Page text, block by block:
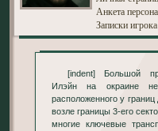
Анкета
Записки игрока
[indent] Большой просторный особняк встретил
Илэйн на окраине
расположенного у
возле границы 3-его
многие ключевые